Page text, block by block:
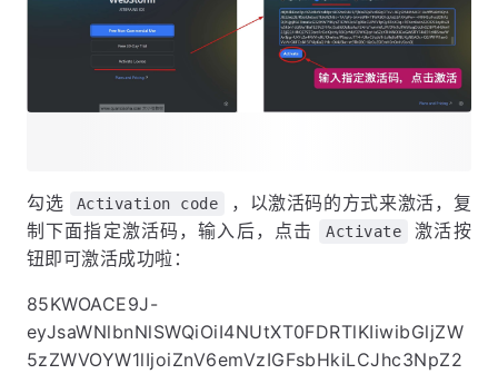
勾选 Activation code
，以激活码的方式来激活，复
制下面指定激活码，输入后，点击
Activate
激活按
钮即可激活成功啦：
85KWOACE9J-
eyJsaWNlbnNlSWQiOiI4NUtXT0FDRTlKIiwibGljZW
5zZWVOYW1lIjoiZnV6emVzIGFsbHkiLCJhc3NpZ2